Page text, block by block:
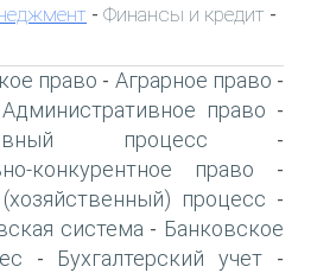
- Финансы и кредит -
право - Аграрное право -
Административное право -
процесс -
конкурентное право -
процесс -
система - Банковское
- Бухгалтерский учет -